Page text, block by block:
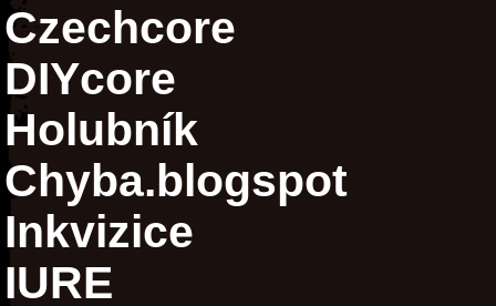
Czechcore
DIYcore
Holubník
Chyba.blogspot
Inkvizice
IURE